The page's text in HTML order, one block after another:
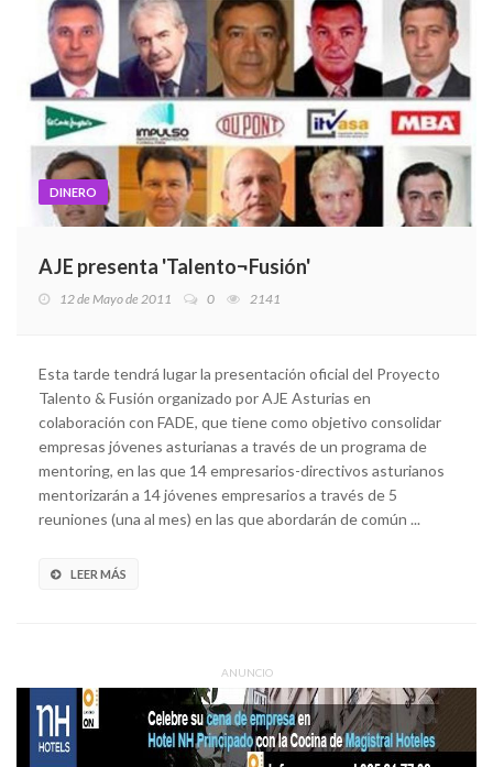
DINERO
AJE presenta 'Talento¬Fusión'
12 de Mayo de 2011 0 2141
Esta tarde tendrá lugar la presentación oficial del Proyecto
Talento & Fusión organizado por AJE Asturias en
colaboración con FADE, que tiene como objetivo consolidar
empresas jóvenes asturianas a través de un programa de
mentoring, en las que 14 empresarios-directivos asturianos
mentorizarán a 14 jóvenes empresarios a través de 5
reuniones (una al mes) en las que abordarán de común ...
LEER MÁS
ANUNCIO